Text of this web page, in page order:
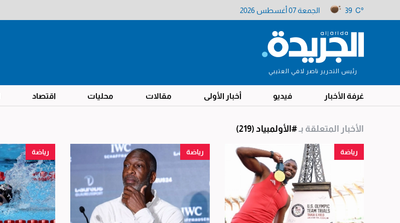
39 C° الجمعة 07 أغسطس 2026
رئيس التحرير ناصر لافي العتيبي
غرفة الأخبار فيديو أخبار الأولى مقالات محليات اقتصاد
الأخبار المتعلقة بـ#الأولمبياد (219)
رياضة رياضة رياضة